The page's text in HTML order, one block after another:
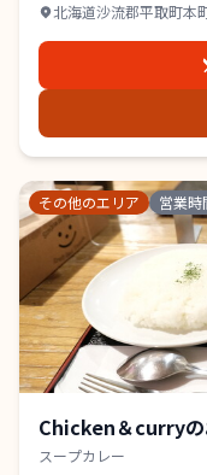
北海道沙流郡平取町本
その他のエリア 営業時
Chicken＆curryの
スープカレー